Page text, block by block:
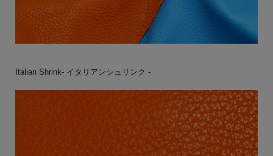
Italian Shrink- イタリアンシュリンク -